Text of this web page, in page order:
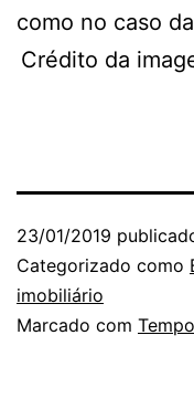
como no caso da
Crédito da
23/01/2019
Categorizado como
imobiliário
Marcado com